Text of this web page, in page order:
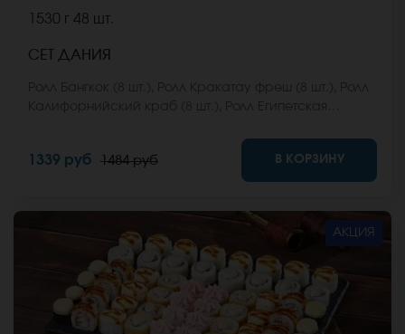
1530 г 48 шт.
СЕТ ДАНИЯ
(8 шт.) *Не забудьте заказать имбирь, васаби и
соевый соус. Они не входят в стоимость заказа.
*Внешний вид блюда может отличаться от фото на
1339 руб 1484 руб В КОРЗИНУ
АКЦИЯ